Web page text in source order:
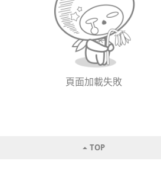
頁面加載失敗
TOP